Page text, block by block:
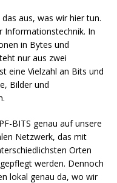
aus, was wir hier tun.
Informationstechnik. In
in Bytes und
nur aus zwei
eine Vielzahl an Bits und
Bilder und
BITS genau auf unsere
Netzwerk, das mit
Orten
werden. Dennoch
lokal genau da, wo wir